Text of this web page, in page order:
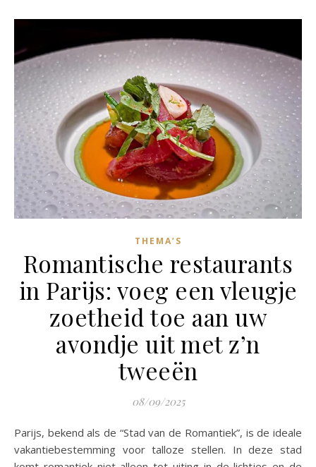
THEMA’S
Romantische restaurants
in Parijs: voeg een vleugje
zoetheid toe aan uw
avondje uit met z’n
tweeën
08/09/2025
Parijs, bekend als de “Stad van de Romantiek”, is de ideale
vakantiebestemming voor talloze stellen. In deze stad